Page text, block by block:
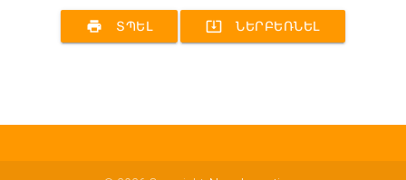
print ՏՊԵԼ system_update_alt ՆԵՐԲԵՌՆԵԼ